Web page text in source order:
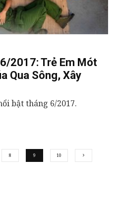
2017: Trẻ Em Mót
Qua Sông, Xây
bật tháng 6/2017.
8 9 10